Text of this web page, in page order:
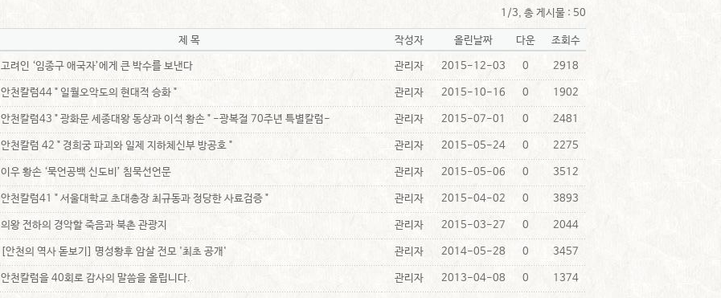
1/3, 총 게시물 : 50
제 목 작성자 올린날짜 다운 조회수
고려인 ‘임종구 애국자’에게 큰 박수를 보낸다 관리자 2015-12-03 0 2918
안천칼럼44 " 일월오악도의 현대적 승화 " 관리자 2015-10-16 0 1902
안천칼럼43 " 광화문 세종대왕 동상과 이석 황손 " -광복절 70주년 특별칼럼- 관리자 2015-07-01 0 2481
안천칼럼 42 " 경희궁 파괴와 일제 지하체신부 방공호 " 관리자 2015-05-24 0 2275
이우 황손 ‘묵언공백 신도비’ 침묵선언문 관리자 2015-05-06 0 3512
안천칼럼41 " 서울대학교 초대총장 최규동과 정당한 사료검증 " 관리자 2015-04-02 0 3893
의왕 전하의 경악할 죽음과 북촌 관광지 관리자 2015-03-27 0 2044
[안천의 역사 돋보기] 명성황후 암살 전모 '최초 공개' 관리자 2014-05-28 0 3457
안천칼럼을 40회로 감사의 말씀을 올립니다. 관리자 2013-04-08 0 1374